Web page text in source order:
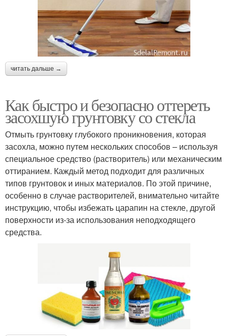
читать дальше →
Как быстро и безопасно оттереть
засохшую грунтовку со стекла
Отмыть грунтовку глубокого проникновения, которая
засохла, можно путем нескольких способов – используя
специальное средство (растворитель) или механическим
оттиранием. Каждый метод подходит для различных
типов грунтовок и иных материалов. По этой причине,
особенно в случае растворителей, внимательно читайте
инструкцию, чтобы избежать царапин на стекле, другой
поверхности из-за использования неподходящего
средства.